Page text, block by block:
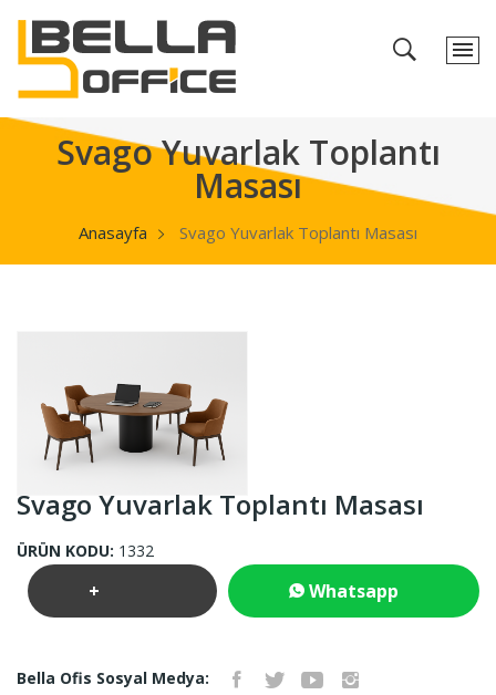
Svago Yuvarlak Toplantı
Masası
Anasayfa Svago Yuvarlak Toplantı Masası
Svago Yuvarlak Toplantı Masası
ÜRÜN KODU: 1332
+ Whatsapp
Bella Ofis Sosyal Medya: